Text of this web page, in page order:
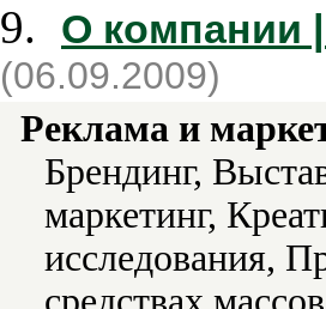
9. О компании
(06.09.2009)
Реклама и
Брендинг,
маркетинг,
исследования,